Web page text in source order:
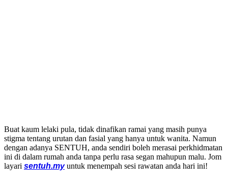
Buat kaum lelaki pula, tidak dinafikan ramai yang masih punya
stigma tentang urutan dan fasial yang hanya untuk wanita. Namun
dengan adanya SENTUH, anda sendiri boleh merasai perkhidmatan
ini di dalam rumah anda tanpa perlu rasa segan mahupun malu. Jom
layari sentuh.myuntuk menempah sesi rawatan anda hari ini!